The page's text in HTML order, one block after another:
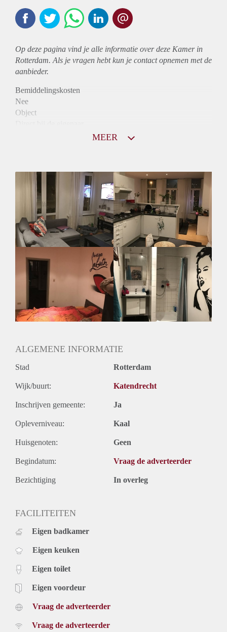
Op deze pagina vind je alle informatie over deze Kamer in
Rotterdam. Als je vragen hebt kun je contact opnemen met de
aanbieder.
Bemiddelingskosten
Nee
Object
Huurtoeslag
Mogelijk
Inkomen eis
3,2 X Maandhuur Bruto
Huurtermijn
Onbepaalde termijn
Oplevering
Gestoffeerd
MEER
ALGEMENE INFORMATIE
Stad Rotterdam
Wijk/buurt: Katendrecht
Inschrijven gemeente: Ja
Opleverniveau: Kaal
Huisgenoten: Geen
Begindatum: Vraag de adverteerder
Bezichtiging In overleg
FACILITEITEN
Eigen badkamer
Eigen keuken
Eigen toilet
Eigen voordeur
Vraag de adverteerder
Vraag de adverteerder